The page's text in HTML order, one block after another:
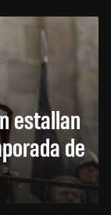
estallan
de